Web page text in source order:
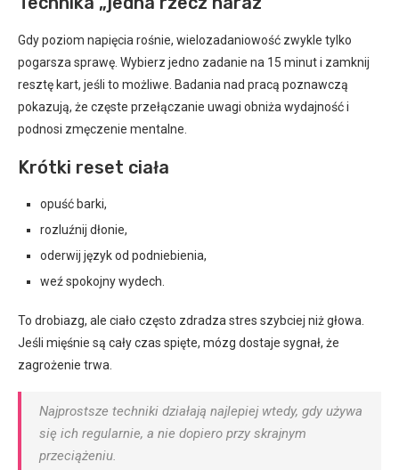
Gdy poziom napięcia rośnie, wielozadaniowość zwykle tylko
pogarsza sprawę. Wybierz jedno zadanie na 15 minut i zamknij
resztę kart, jeśli to możliwe. Badania nad pracą poznawczą
pokazują, że częste przełączanie uwagi obniża wydajność i
podnosi zmęczenie mentalne.
Krótki reset ciała
opuść barki,
rozluźnij dłonie,
oderwij język od podniebienia,
weź spokojny wydech.
To drobiazg, ale ciało często zdradza stres szybciej niż głowa.
Jeśli mięśnie są cały czas spięte, mózg dostaje sygnał, że
zagrożenie trwa.
Najprostsze techniki działają najlepiej wtedy, gdy używa
się ich regularnie, a nie dopiero przy skrajnym
przeciążeniu.